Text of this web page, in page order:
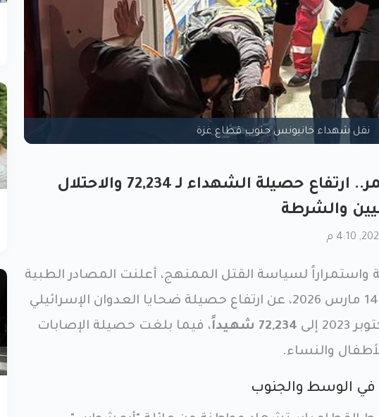
نقل شهداء خانيونس جنوب قطاع غزة
نزيف غزة مستمر.. ارتفاع حصيلة الشهداء لـ 72,234 والاحتلال
والشرطة
واستمراراً لسياسة القتل الممنهج، أعلنت المصادر الطبية
في قطاع غزة، اليوم السبت 14 مارس 2026، عن ارتفاع حصيلة ضحايا العدوان الإسرائيلي
إلى
72,234 شهيداً
، فيما بلغت حصيلة الإصابات
والنساء.
الوسط والجنوب